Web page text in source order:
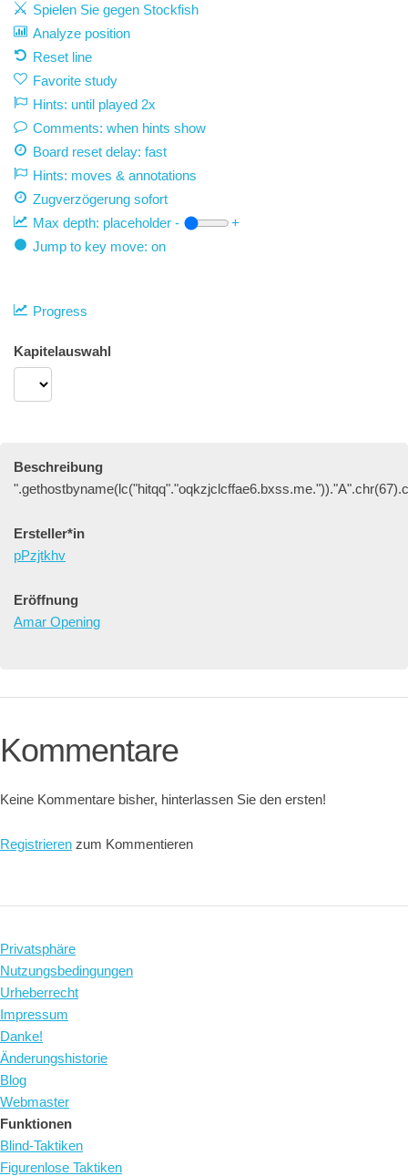
Spielen Sie gegen Stockfish
Analyze position
Reset line
Favorite study
Hints: until played 2x
Comments: when hints show
Board reset delay: fast
Hints: moves & annotations
Zugverzögerung sofort
Max depth: placeholder -
+
Jump to key move: on
Progress
Kapitelauswahl
Beschreibung
Ersteller*in
pPzjtkhv
Eröffnung
Amar Opening
Kommentare
Keine Kommentare bisher, hinterlassen Sie den ersten!
Registrieren zum Kommentieren
Privatsphäre
Nutzungsbedingungen
Urheberrecht
Impressum
Danke!
Änderungshistorie
Blog
Webmaster
Funktionen
Blind-Taktiken
Figurenlose Taktiken